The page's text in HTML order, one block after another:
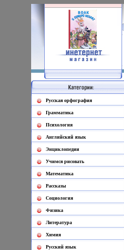
Русская орфография
Грамматика
Психология
Английский язык
Энциклопедии
Учимся рисовать
Математика
Рассказы
Социология
Физика
Литература
Химия
Русский язык